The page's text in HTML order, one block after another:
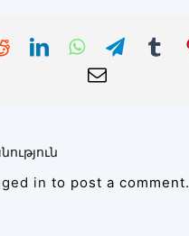
in to post a comment.